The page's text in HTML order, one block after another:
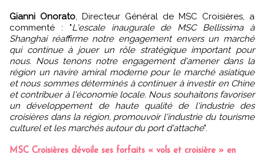
Gianni Onorato , Directeur Général de MSC Croisières, a
commenté : "L'escale inaugurale de MSC Bellissima à
Shanghai réaffirme notre engagement envers un marché
qui continue à jouer un rôle stratégique important pour
nous. Nous tenons notre engagement d'amener dans la
région un navire amiral moderne pour le marché asiatique
et nous sommes déterminés à continuer à investir en Chine
et contribuer à l'économie locale. Nous souhaitons favoriser
un développement de haute qualité de l'industrie des
croisières dans la région, promouvoir l'industrie du tourisme
culturel et les marchés autour du port d'attache".
MSC Croisières dévoile ses forfaits « vols et croisière » en